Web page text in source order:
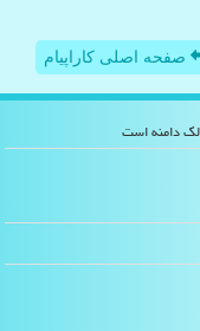
صفحه اصلی کاراپیام